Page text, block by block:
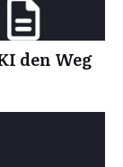
den Weg